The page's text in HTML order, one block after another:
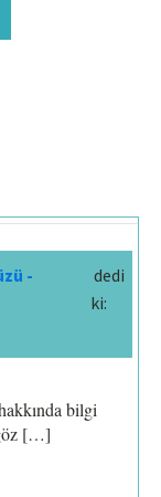
-
dedi
ki:
bilgi
[…]